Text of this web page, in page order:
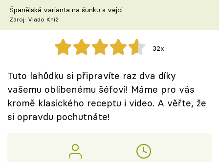
Recepty z TV
Speciál: Cuketa
Těhotnej kuchař
Sledujte prima+
Přihlášení
Španělská varianta na šunku s vejci
Zdroj: Vlado Kníž
32x
Tuto lahůdku si připravíte raz dva díky
vašemu oblíbenému šéfovi! Máme pro vás
kromě klasického receptu i video. A věřte, že
si opravdu pochutnáte!